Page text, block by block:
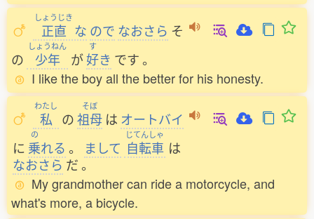
しょうじき
正直 な ので なおさら そ
の
しょうねん
少年 が
す
好き です。
I like the boy all the better for his honesty.
わたし
私 の
そぼ
祖母 は オートバイ
に
の
乗れる 。 まして
じてんしゃ
自転車 は
なおさら だ。
My grandmother can ride a motorcycle, and
what's more, a bicycle.